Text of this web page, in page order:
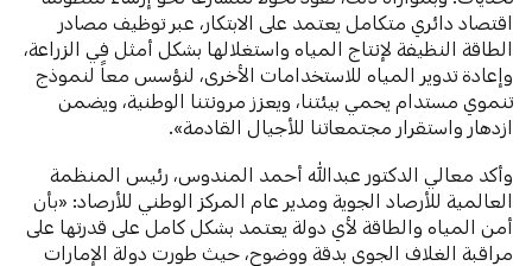
اقتصاد دائري متكامل يعتمد على الابتكار، عبر توظيف مصادر
الطاقة النظيفة لإنتاج المياه واستغلالها بشكل أمثل في الزراعة،
وإعادة تدوير المياه للاستخدامات الأخرى، لنؤسس معاً لنموذج
تنموي مستدام يحمي بيئتنا، ويعزز مرونتنا الوطنية، ويضمن
ازدهار واستقرار مجتمعاتنا للأجيال القادمة».
وأكد معالي الدكتور عبدالله أحمد المندوس، رئيس المنظمة
العالمية للأرصاد الجوية ومدير عام المركز الوطني للأرصاد: «بأن
أمن المياه والطاقة لأي دولة يعتمد بشكل كامل على قدرتها على
مراقبة الغلاف الجوي بدقة ووضوح، حيث طورت دولة الإمارات